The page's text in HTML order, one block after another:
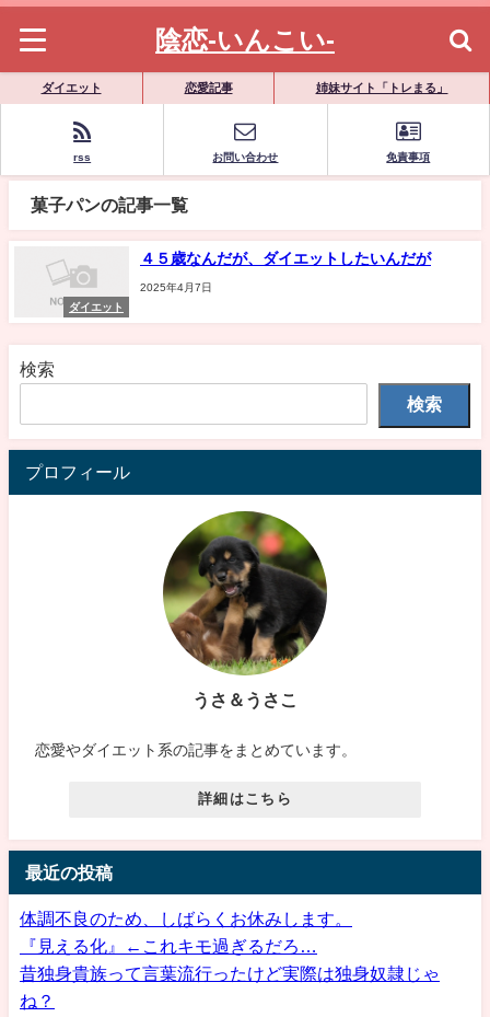
陰恋-いんこい-
ダイエット 恋愛記事 姉妹サイト「トレまる」
rss お問い合わせ 免責事項
菓子パンの記事一覧
ダイエット
４５歳なんだが、ダイエットしたいんだが
2025年4月7日
検索
検索
プロフィール
うさ＆うさこ
恋愛やダイエット系の記事をまとめています。
詳細はこちら
最近の投稿
体調不良のため、しばらくお休みします。
『見える化』←これキモ過ぎるだろ…
昔独身貴族って言葉流行ったけど実際は独身奴隷じゃ
ね？